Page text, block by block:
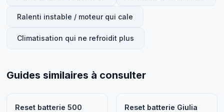
Ralenti instable / moteur qui cale
Climatisation qui ne refroidit plus
Guides similaires à consulter
Reset batterie 500 Reset batterie Giulia